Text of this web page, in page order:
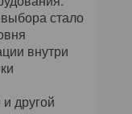
стало
внутри
другой